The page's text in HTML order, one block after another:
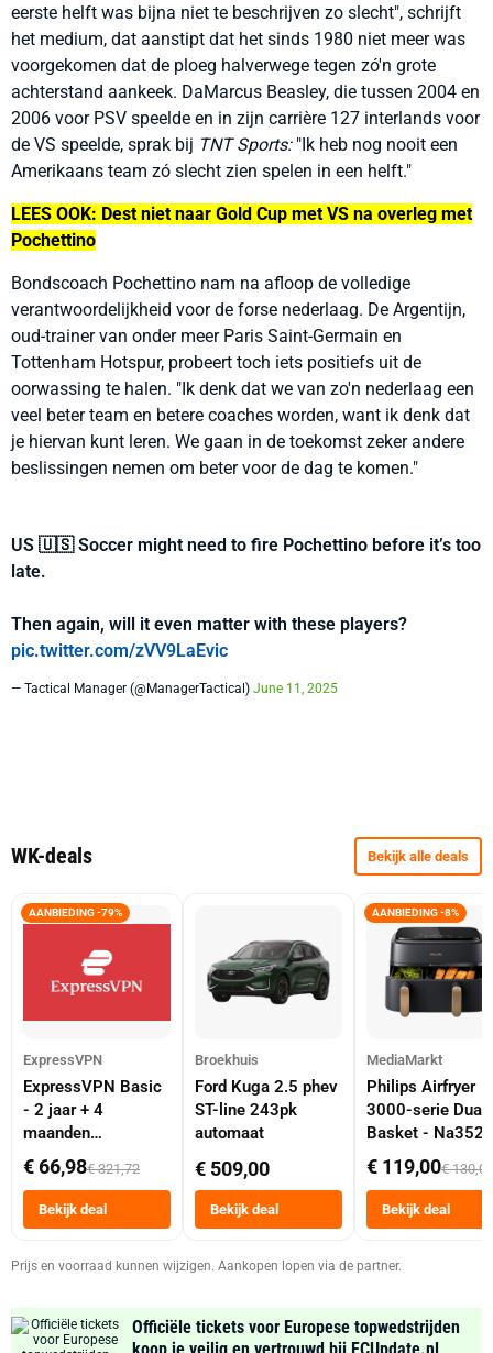
eerste helft was bijna niet te beschrijven zo slecht", schrijft
het medium, dat aanstipt dat het sinds 1980 niet meer was
voorgekomen dat de ploeg halverwege tegen zó'n grote
achterstand aankeek. DaMarcus Beasley, die tussen 2004 en
2006 voor PSV speelde en in zijn carrière 127 interlands voor
de VS speelde, sprak bij TNT Sports: "Ik heb nog nooit een
Amerikaans team zó slecht zien spelen in een helft."
LEES OOK: Dest niet naar Gold Cup met VS na overleg met
Pochettino
Bondscoach Pochettino nam na afloop de volledige
verantwoordelijkheid voor de forse nederlaag. De Argentijn,
oud-trainer van onder meer Paris Saint-Germain en
Tottenham Hotspur, probeert toch iets positiefs uit de
oorwassing te halen. "Ik denk dat we van zo'n nederlaag een
veel beter team en betere coaches worden, want ik denk dat
je hiervan kunt leren. We gaan in de toekomst zeker andere
beslissingen nemen om beter voor de dag te komen."
US 🇺🇸 Soccer might need to fire Pochettino before it’s too
late.
Then again, will it even matter with these players?
pic.twitter.com/zVV9LaEvic
— Tactical Manager (@ManagerTactical) June 11, 2025
WK-deals Bekijk alle deals
AANBIEDING -79%
ExpressVPN
ExpressVPN Basic
- 2 jaar + 4
maanden
abonnement
€ 66,98€ 321,72
Bekijk deal
Broekhuis
Ford Kuga 2.5 phev
ST-line 243pk
automaat
€ 509,00
Bekijk deal
AANBIEDING -8%
MediaMarkt
Philips Airfryer
3000-serie Dual
Basket -
Dubbele Mand 9
Tot 6 Personen
Heteluchtfriteuse
Zwart
€ 119,00€ 130,00
Bekijk deal
Prijs en voorraad kunnen wijzigen. Aankopen lopen via de partner.
Officiële tickets voor Europese topwedstrijden